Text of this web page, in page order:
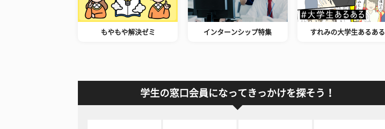
もやもや解決ゼミ インターンシップ特集 すれみの大学生あるある
学生の窓口会員になってきっかけを探そう！